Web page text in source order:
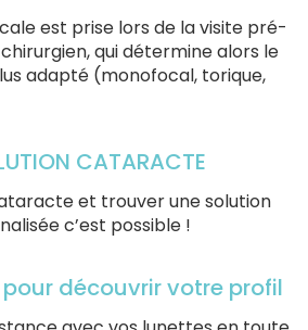
est prise lors de la visite pré-
qui détermine alors le
adapté (monofocal, torique,
CATARACTE
et trouver une solution
c’est possible !
pour découvrir votre profil